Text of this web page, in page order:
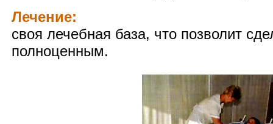
Лечение:
своя лечебная база, что позволит
полноценным.